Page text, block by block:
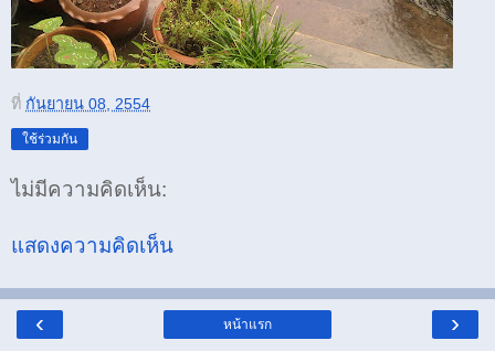
ที่ กันยายน 08, 2554
ใช้ร่วมกัน
ไม่มีความคิดเห็น:
แสดงความคิดเห็น
‹ ›
หน้าแรก